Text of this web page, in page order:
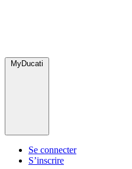
MyDucati
Se connecter
S’inscrire